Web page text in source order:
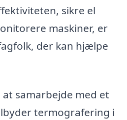
sikre el
maskiner, er
der kan hjælpe
samarbejde med et
termografering i